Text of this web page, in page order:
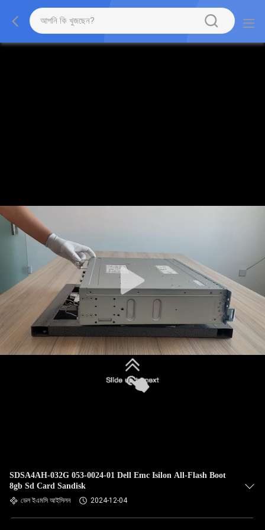
SDSA4AH-032G 053-0024-01 Dell Emc Isilon All-Flash Boot
8gb Sd Card Sandisk
ডেল ইএমসি আইসিলন 2024-12-04